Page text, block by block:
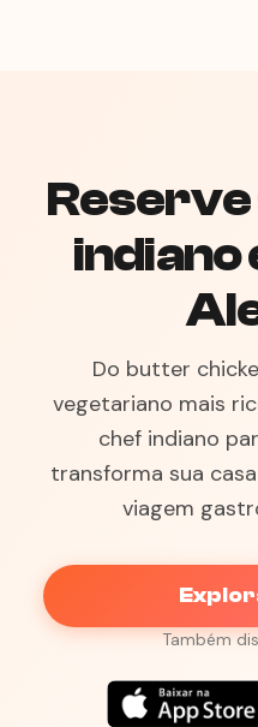
indiano
Do butter
vegetariano mais
chef indiano
transforma sua
viagem
Também